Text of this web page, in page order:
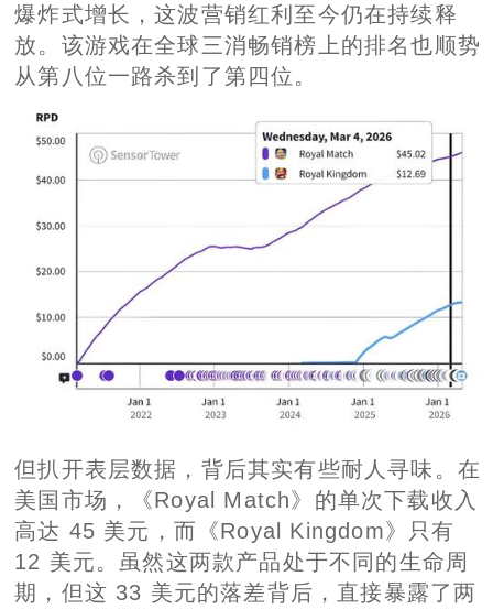
爆炸式增长，这波营销红利至今仍在持续释
放。该游戏在全球三消畅销榜上的排名也顺势
从第八位一路杀到了第四位。
但扒开表层数据，背后其实有些耐人寻味。在
美国市场，《Royal Match》的单次下载收入
高达 45 美元，而《Royal Kingdom》只有
12 美元。虽然这两款产品处于不同的生命周
期，但这 33 美元的落差背后，直接暴露了两